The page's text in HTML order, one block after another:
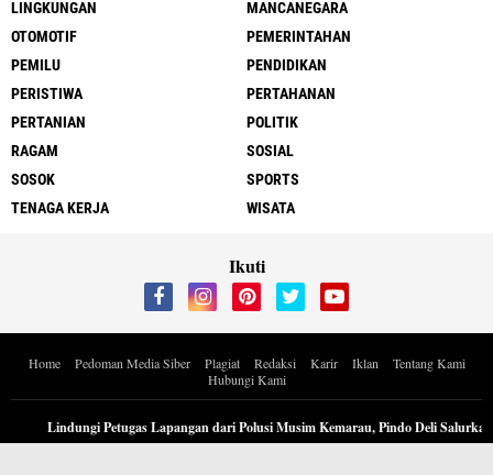
LINGKUNGAN
MANCANEGARA
OTOMOTIF
PEMERINTAHAN
PEMILU
PENDIDIKAN
PERISTIWA
PERTAHANAN
PERTANIAN
POLITIK
RAGAM
SOSIAL
SOSOK
SPORTS
TENAGA KERJA
WISATA
Ikuti
Lindungi Petugas Lapangan dari Polusi Musim Kemarau, Pindo Deli Salurkan
Home Pedoman Media Siber Plagiat Redaksi Karir Iklan
Tentang Kami
Hubungi Kami
Copyright © 2026 Berita Inspiratif Progresif.id by ApoedCyber